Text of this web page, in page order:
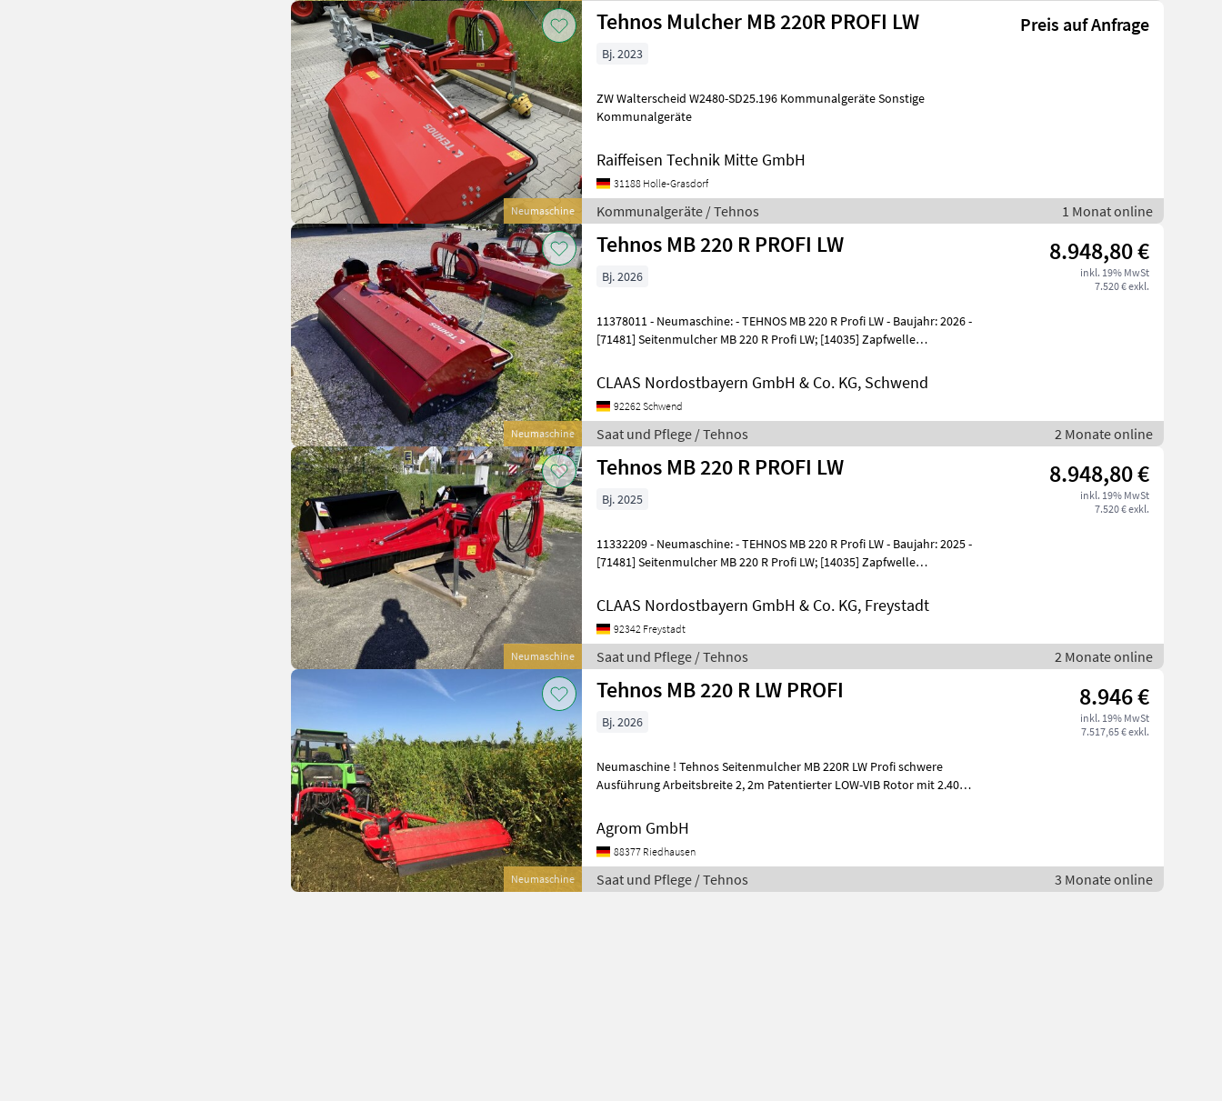
Neumaschine
Tehnos Mulcher MB 220R PROFI LW Preis auf Anfrage
Bj. 2023
ZW Walterscheid W2480-SD25.196 Kommunalgeräte Sonstige
Kommunalgeräte
Raiffeisen Technik Mitte GmbH
31188 Holle-Grasdorf
Kommunalgeräte / Tehnos 1 Monat online
Neumaschine
Tehnos MB 220 R PROFI LW 8.948,80 €
inkl. 19% MwSt
7.520 € exkl.
Bj. 2026
11378011 - Neumaschine: - TEHNOS MB 220 R Profi LW - Baujahr: 2026 -
[71481] Seitenmulcher MB 220 R Profi LW; [14035] Zapfwelle
CLAAS Nordostbayern GmbH & Co. KG, Schwend
92262 Schwend
Saat und Pflege / Tehnos 2 Monate online
Neumaschine
Tehnos MB 220 R PROFI LW 8.948,80 €
inkl. 19% MwSt
7.520 € exkl.
Bj. 2025
11332209 - Neumaschine: - TEHNOS MB 220 R Profi LW - Baujahr: 2025 -
[71481] Seitenmulcher MB 220 R Profi LW; [14035] Zapfwelle
CLAAS Nordostbayern GmbH & Co. KG, Freystadt
92342 Freystadt
Saat und Pflege / Tehnos 2 Monate online
Neumaschine
Tehnos MB 220 R LW PROFI 8.946 €
inkl. 19% MwSt
7.517,65 € exkl.
Bj. 2026
Neumaschine ! Tehnos Seitenmulcher MB 220R LW Profi schwere
Ausführung Arbeitsbreite 2, 2m Patentierter LOW-VIB Rotor mit 2.400
Agrom GmbH
88377 Riedhausen
Saat und Pflege / Tehnos 3 Monate online